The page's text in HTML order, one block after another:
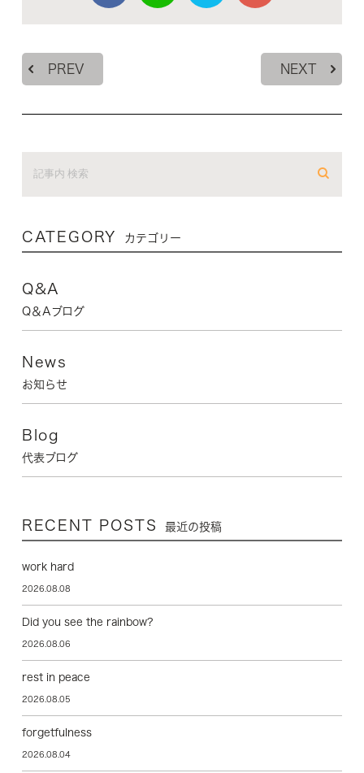
PREV NEXT
CATEGORY カテゴリー
Q&A
Q＆Aブログ
News
お知らせ
Blog
代表ブログ
RECENT POSTS 最近の投稿
work hard
2026.08.08
Did you see the rainbow?
2026.08.06
rest in peace
2026.08.05
forgetfulness
2026.08.04